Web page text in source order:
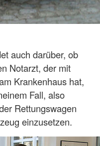
auch darüber, ob
Notarzt, der mit
Krankenhaus hat,
Fall, also
Rettungswagen
einzusetzen.